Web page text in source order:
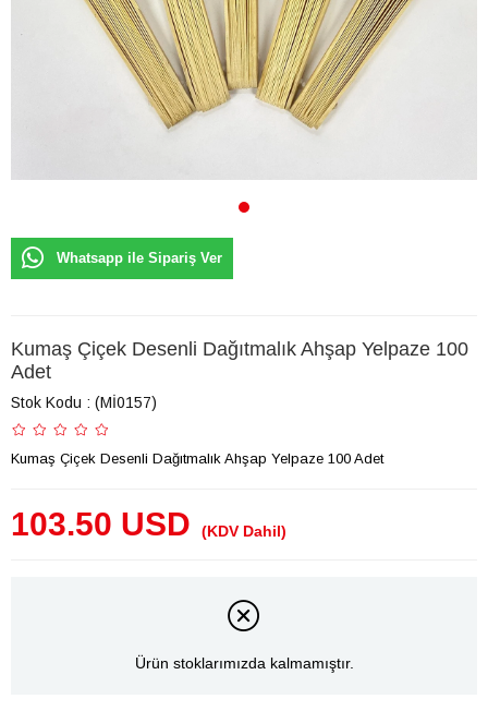
Whatsapp ile Sipariş Ver
Kumaş Çiçek Desenli Dağıtmalık Ahşap Yelpaze 100
Adet
Stok Kodu (Mİ0157)
Kumaş Çiçek Desenli Dağıtmalık Ahşap Yelpaze 100 Adet
103.50 USD (KDV Dahil)
Ürün stoklarımızda kalmamıştır.